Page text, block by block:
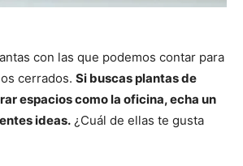
con las que podemos contar para
cerrados. Si buscas plantas de
espacios como la oficina, echa un
ideas. ¿Cuál de ellas te gusta